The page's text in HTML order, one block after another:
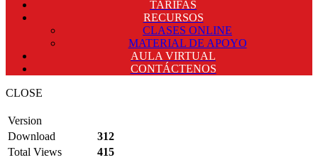
TARIFAS
RECURSOS
CLASES ONLINE
MATERIAL DE APOYO
AULA VIRTUAL
CONTÁCTENOS
CLOSE
Version
Download
312
Total Views
415